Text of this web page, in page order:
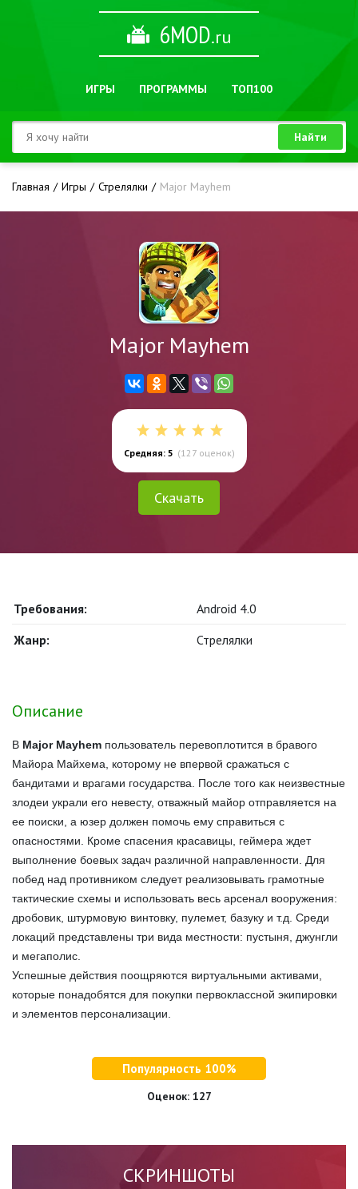
6MOD.ru
ИГРЫ ПРОГРАММЫ ТОП100
Найти
Главная Игры Стрелялки Major Mayhem
Major Mayhem
Средняя: 5 (127оценок)
Скачать
Требования:
Android 4.0
Жанр:
Стрелялки
Описание
В Major Mayhem пользователь перевоплотится в бравого
Майора Майхема, которому не впервой сражаться с
бандитами и врагами государства. После того как неизвестные
злодеи украли его невесту, отважный майор отправляется на
ее поиски, а юзер должен помочь ему справиться с
опасностями. Кроме спасения красавицы, геймера ждет
выполнение боевых задач различной направленности. Для
побед над противником следует реализовывать грамотные
тактические схемы и использовать весь арсенал вооружения:
дробовик, штурмовую винтовку, пулемет, базуку и т.д. Среди
локаций представлены три вида местности: пустыня, джунгли
и мегаполис.
Успешные действия поощряются виртуальными активами,
которые понадобятся для покупки первоклассной экипировки
и элементов персонализации.
Популярность 100%
Оценок: 127
СКРИНШОТЫ